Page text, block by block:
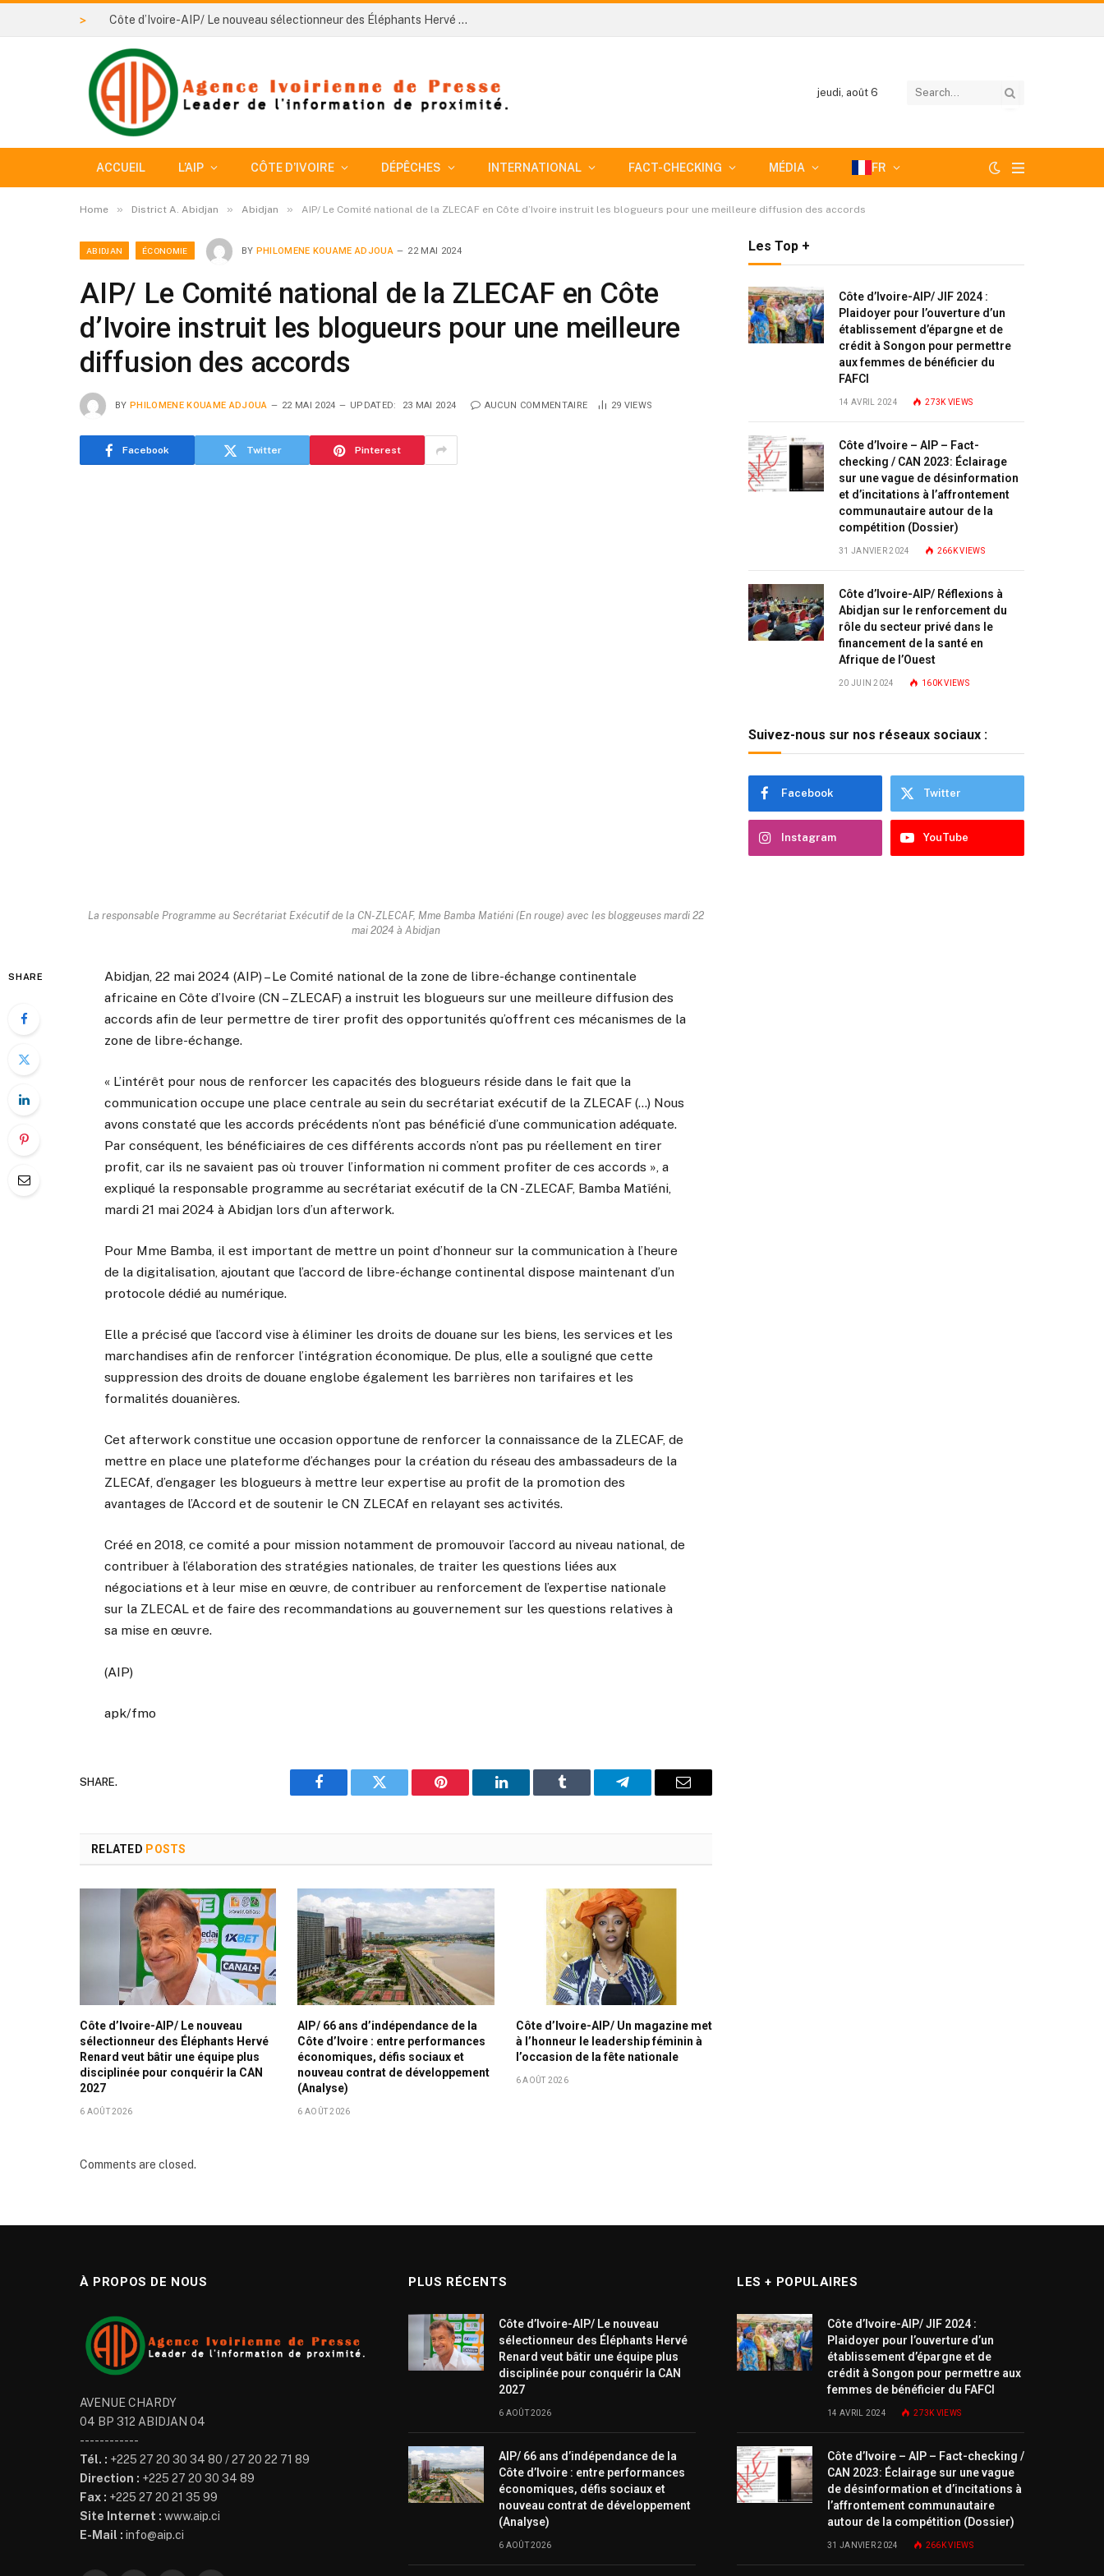
> Côte d’Ivoire-AIP/ Le nouveau sélectionneur des Éléphants Hervé Renard veut bâtir une équipe plus disciplinée pour conquérir la CAN 2027
jeudi, août 6
ACCUEIL L’AIP CÔTE D’IVOIRE DÉPÊCHES INTERNATIONAL FACT-CHECKING MÉDIA FR
Home » District A. Abidjan » Abidjan » AIP/ Le Comité national de la ZLECAF en Côte d’Ivoire instruit les blogueurs pour une meilleure diffusion des accords
ABIDJAN ÉCONOMIE BY PHILOMENE KOUAME ADJOUA 22 MAI 2024
AIP/ Le Comité national de la ZLECAF en Côte
d’Ivoire instruit les blogueurs pour une meilleure
diffusion des accords
BY PHILOMENE KOUAME ADJOUA 22 MAI 2024 UPDATED: 23 MAI 2024 AUCUN COMMENTAIRE 29 VIEWS
Facebook Twitter Pinterest
La responsable Programme au Secrétariat Exécutif de la CN-ZLECAF, Mme Bamba Matiéni (En rouge) avec les bloggeuses mardi 22
mai 2024 à Abidjan
SHARE
Abidjan, 22 mai 2024 (AIP) – Le Comité national de la zone de libre-échange continentale
africaine en Côte d’Ivoire (CN – ZLECAF) a instruit les blogueurs sur une meilleure diffusion des
accords afin de leur permettre de tirer profit des opportunités qu’offrent ces mécanismes de la
zone de libre-échange.
« L’intérêt pour nous de renforcer les capacités des blogueurs réside dans le fait que la
communication occupe une place centrale au sein du secrétariat exécutif de la ZLECAF (…) Nous
avons constaté que les accords précédents n’ont pas bénéficié d’une communication adéquate.
Par conséquent, les bénéficiaires de ces différents accords n’ont pas pu réellement en tirer
profit, car ils ne savaient pas où trouver l’information ni comment profiter de ces accords », a
expliqué la responsable programme au secrétariat exécutif de la CN -ZLECAF, Bamba Matîéni,
mardi 21 mai 2024 à Abidjan lors d’un afterwork.
Pour Mme Bamba, il est important de mettre un point d’honneur sur la communication à l’heure
de la digitalisation, ajoutant que l’accord de libre-échange continental dispose maintenant d’un
protocole dédié au numérique.
Elle a précisé que l’accord vise à éliminer les droits de douane sur les biens, les services et les
marchandises afin de renforcer l’intégration économique. De plus, elle a souligné que cette
suppression des droits de douane englobe également les barrières non tarifaires et les
formalités douanières.
Cet afterwork constitue une occasion opportune de renforcer la connaissance de la ZLECAF, de
mettre en place une plateforme d’échanges pour la création du réseau des ambassadeurs de la
ZLECAf, d’engager les blogueurs à mettre leur expertise au profit de la promotion des
avantages de l’Accord et de soutenir le CN ZLECAf en relayant ses activités.
Créé en 2018, ce comité a pour mission notamment de promouvoir l’accord au niveau national, de
contribuer à l’élaboration des stratégies nationales, de traiter les questions liées aux
négociations et à leur mise en œuvre, de contribuer au renforcement de l’expertise nationale
sur la ZLECAL et de faire des recommandations au gouvernement sur les questions relatives à
sa mise en œuvre.
(AIP)
apk/fmo
SHARE.
Facebook Twitter Pinterest LinkedIn Tumblr Telegram Email
RELATED POSTS
Côte d’Ivoire-AIP/ Le nouveau
sélectionneur des Éléphants Hervé
Renard veut bâtir une équipe plus
disciplinée pour conquérir la CAN
2027
6 AOÛT 2026
AIP/ 66 ans d’indépendance de la
Côte d’Ivoire : entre performances
économiques, défis sociaux et
nouveau contrat de développement
(Analyse)
6 AOÛT 2026
Côte d’Ivoire-AIP/ Un magazine met
à l’honneur le leadership féminin à
l’occasion de la fête nationale
6 AOÛT 2026
Comments are closed.
Les Top +
Côte d’Ivoire-AIP/ JIF 2024 :
Plaidoyer pour l’ouverture d’un
établissement d’épargne et de
crédit à Songon pour permettre
aux femmes de bénéficier du
FAFCI
14 AVRIL 2024 273K VIEWS
Côte d’Ivoire – AIP – Fact-
checking / CAN 2023: Éclairage
sur une vague de désinformation
et d’incitations à l’affrontement
communautaire autour de la
compétition (Dossier)
31 JANVIER 2024 266KVIEWS
Côte d’Ivoire-AIP/ Réflexions à
Abidjan sur le renforcement du
rôle du secteur privé dans le
financement de la santé en
Afrique de l’Ouest
20 JUIN 2024 160KVIEWS
Suivez-nous sur nos réseaux sociaux :
Facebook Twitter
Instagram YouTube
À PROPOS DE NOUS
AVENUE CHARDY
04 BP 312 ABIDJAN 04
------------
Tél. : +225 27 20 30 34 80 / 27 20 22 71 89
Direction : +225 27 20 30 34 89
Fax : +225 27 20 21 35 99
Site Internet : www.aip.ci
E-Mail : info@aip.ci
PLUS RÉCENTS
Côte d’Ivoire-AIP/ Le nouveau
sélectionneur des Éléphants Hervé
Renard veut bâtir une équipe plus
disciplinée pour conquérir la CAN
2027
6 AOÛT 2026
AIP/ 66 ans d’indépendance de la
Côte d’Ivoire : entre performances
économiques, défis sociaux et
nouveau contrat de développement
(Analyse)
6 AOÛT 2026
LES + POPULAIRES
Côte d’Ivoire-AIP/ JIF 2024 :
Plaidoyer pour l’ouverture d’un
établissement d’épargne et de
crédit à Songon pour permettre aux
femmes de bénéficier du FAFCI
14 AVRIL 2024 273K VIEWS
Côte d’Ivoire – AIP – Fact-checking /
CAN 2023: Éclairage sur une vague
de désinformation et d’incitations à
l’affrontement communautaire
autour de la compétition (Dossier)
31 JANVIER 2024 266KVIEWS